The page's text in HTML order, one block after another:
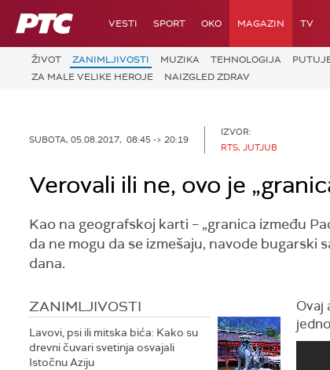
RTS VESTI SPORT OKO MAGAZIN TV
ŽIVOT ZANIMLJIVOSTI MUZIKA TEHNOLOGIJA
ZA MALE VELIKE HEROJE
NAIZGLED ZDRAV
SUBOTA, 05.08.2017, 08:45 -> 20:19
IZVOR:
RTS, JUTJUB
Verovali ili ne, ovo je
Kao na geografskoj karti – „granica između
da ne mogu da se izmešaju, navode
dana.
ZANIMLJIVOSTI
Lavovi, psi ili mitska bića: Kako su
drevni čuvari svetinja osvajali
Istočnu Aziju
Ovaj